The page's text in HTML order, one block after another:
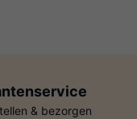
& bezorgen